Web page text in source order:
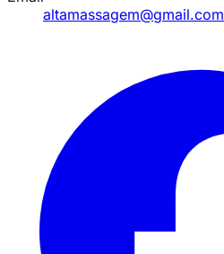
altamassagem@gmail.com